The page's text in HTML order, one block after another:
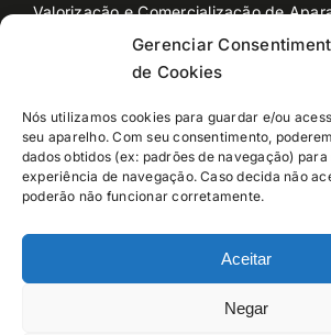
Gerenciar
de Cookies
Nós utilizamos cookies para guardar e/ou
seu aparelho. Com seu consentimento,
dados obtidos (ex: padrões de navegação)
experiência de navegação. Caso decida não
poderão não funcionar corretamente.
Aceitar
Negar
Valorização e Comercialização de
Valorização e Comercialização de
Produção de Cavaco para Biomassa
Industrialização e Reciclagem de
Coleta e Transporte de Resíduos
Logística Dedicada
Locação de Caçambas e Equipamentos